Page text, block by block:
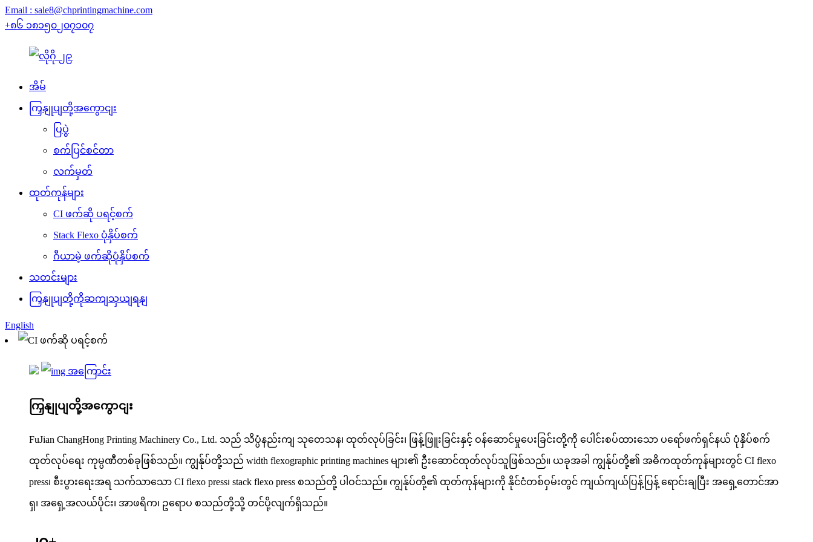
Email : sale8@chprintingmachine.com
+၈၆ ၁၈၁၅၀၂၀၇၁၀၇
အိမ်
ကြှနျုပျတို့အကွောငျး
ပြပွဲ
စက်ပြင်စင်တာ
လက်မှတ်
ထုတ်ကုန်များ
CI ဖက်ဆို ပရင့်စက်
Stack Flexo ပုံနှိပ်စက်
ဂီယာမဲ့ ဖက်ဆိုပုံနှိပ်စက်
သတင်းများ
ကြှနျုပျတို့ကိုဆကျသှယျရနျ
English
ကြှနျုပျတို့အကွောငျး
FuJian ChangHong Printing Machinery Co., Ltd. သည် သိပ္ပံနည်းကျ သုတေသန၊ ထုတ်လုပ်ခြင်း၊ ဖြန့်ဖြူးခြင်းနှင့် ဝန်ဆောင်မှုပေးခြင်းတို့ကို ပေါင်းစပ်ထားသော ပရော်ဖက်ရှင်နယ် ပုံနှိပ်စက်
ထုတ်လုပ်ရေး ကုမ္ပဏီတစ်ခုဖြစ်သည်။ ကျွန်ုပ်တို့သည် width flexographic printing machines များ၏ ဦးဆောင်ထုတ်လုပ်သူဖြစ်သည်။ ယခုအခါ ကျွန်ုပ်တို့၏ အဓိကထုတ်ကုန်များတွင် CI flexo
press၊ စီးပွားရေးအရ သက်သာသော CI flexo press၊ stack flexo press စသည်တို့ ပါဝင်သည်။ ကျွန်ုပ်တို့၏ ထုတ်ကုန်များကို နိုင်ငံတစ်ဝှမ်းတွင် ကျယ်ကျယ်ပြန့်ပြန့် ရောင်းချပြီး အရှေ့တောင်အာ
ရှ၊ အရှေ့အလယ်ပိုင်း၊ အာဖရိက၊ ဥရောပ စသည်တို့သို့ တင်ပို့လျက်ရှိသည်။